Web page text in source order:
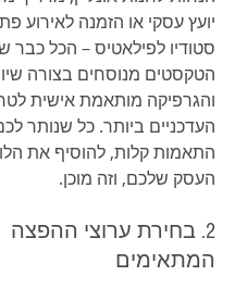
יועץ עסקי או הזמנה לאירוע
סטודיו לפילאטיס – הכל כבר
הטקסטים מנוסחים בצורה
והגרפיקה מותאמת אישית
העדכניים ביותר. כל שנותר
התאמות קלות, להוסיף את
העסק שלכם, וזה מוכן.
2. בחירת ערוצי ההפצה
המתאימים